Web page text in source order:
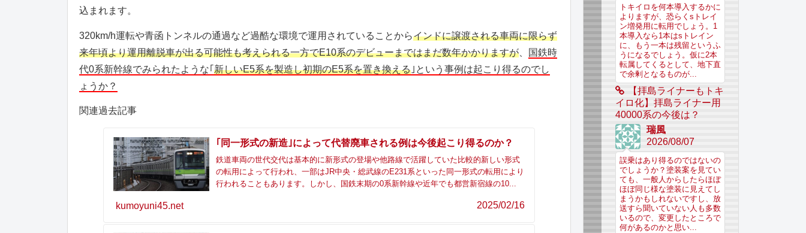
込まれます。
320km/h運転や青函トンネルの通過など過酷な環境で運用されていることからインドに譲渡される車両に限らず
来年頃より運用離脱車が出る可能性も考えられる一方でE10系のデビューまではまだ数年かかりますが
国鉄時
代0系新幹線でみられたような｢ 新しいE5系を製造し初期のE5系を置き換える ｣という事例は起こり得るのでし
ょうか？
関連過去記事
｢同一形式の新造｣によって代替廃車される例は今後起こり得るのか？
鉄道車両の世代交代は基本的に新形式の登場や他路線で活躍していた比較的新しい形式
の転用によって行われ、一部はJR中央・総武線のE231系といった同一形式の転用により
行われることもあります。しかし、国鉄末期の0系新幹線や近年でも都営新宿線の10...
kumoyuni45.net 2025/02/16
トキイロを何本導入するかに
よりますが、恐らくsトレイ
ン増発用に転用でしょう。1
本導入なら1本はsトレイン
に、もう一本は残留というふ
うになるでしょう。仮に2本
転属してくるとして、地下直
で余剰となるものが...
【拝島ライナーもトキ
イロ化】拝島ライナー用
40000系の今後は？
瑞風
2026/08/07
誤乗はあり得るのではないの
でしょうか？塗装案を見てい
ても、一般人からしたらほぼ
ほぼ同じ様な塗装に見えてし
まうかもしれないですし、放
送すら聞いていない人も多数
いるので、変更したところで
何があるのかと思い...